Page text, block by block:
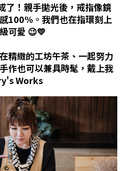
了！親手拋光後，戒指像鏡
100%。我們也在指環刻上
可愛 😉💛
精緻的工坊午茶、一起努力
作也可以兼具時髦，戴上我
Works